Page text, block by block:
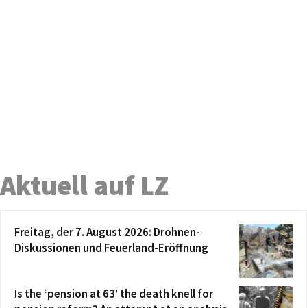
Aktuell auf LZ
Freitag, der 7. August 2026: Drohnen-
Diskussionen und Feuerland-Eröffnung
Is the ‘pension at 63’ the death knell for